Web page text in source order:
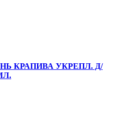
КРАПИВА УКРЕПЛ. Д/